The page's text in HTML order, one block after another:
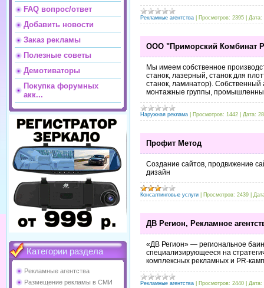
FAQ вопрос/ответ
Добавить новости
Заказ рекламы
Полезные советы
Демотиваторы
Покупка форумных
акк...
Категории раздела
Рекламные агентства
Размещение рекламы в СМИ
Рекламные агентства Просмотров: 2395 Дата:
ООО "Приморский Комбинат
Мы имеем собственное
станок, лазерный, станок для
станок, ламинатор).
монтажные группы,
Наружная реклама Просмотров: 1442 Дата:
Профит Метод
Создание сайтов, продвижение
дизайн
Консалтинговые услуги Просмотров: 2439
ДВ Регион, Рекламное
«ДВ Регион» — региональное
специализирующееся на
комплексных рекламных и PR-
Рекламные агентства Просмотров: 2440 Дата: